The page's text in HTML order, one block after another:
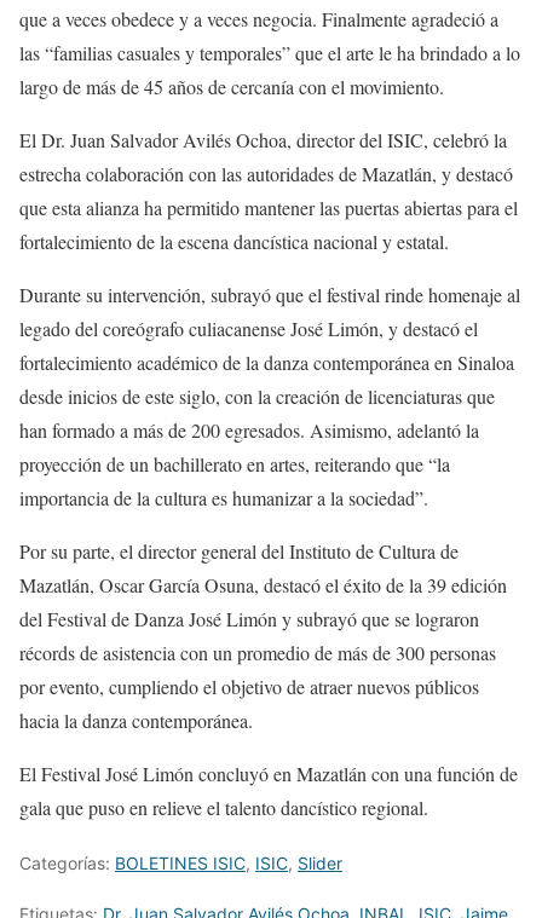
que a veces obedece y a veces negocia. Finalmente agradeció a
las “familias casuales y temporales” que el arte le ha brindado a lo
largo de más de 45 años de cercanía con el movimiento.
El Dr. Juan Salvador Avilés Ochoa, director del ISIC, celebró la
estrecha colaboración con las autoridades de Mazatlán, y destacó
que esta alianza ha permitido mantener las puertas abiertas para el
fortalecimiento de la escena dancística nacional y estatal.
Durante su intervención, subrayó que el festival rinde homenaje al
legado del coreógrafo culiacanense José Limón, y destacó el
fortalecimiento académico de la danza contemporánea en Sinaloa
desde inicios de este siglo, con la creación de licenciaturas que
han formado a más de 200 egresados. Asimismo, adelantó la
proyección de un bachillerato en artes, reiterando que “la
importancia de la cultura es humanizar a la sociedad”.
Por su parte, el director general del Instituto de Cultura de
Mazatlán, Oscar García Osuna, destacó el éxito de la 39 edición
del Festival de Danza José Limón y subrayó que se lograron
récords de asistencia con un promedio de más de 300 personas
por evento, cumpliendo el objetivo de atraer nuevos públicos
hacia la danza contemporánea.
El Festival José Limón concluyó en Mazatlán con una función de
gala que puso en relieve el talento dancístico regional.
Categorías: BOLETINES ISIC, ISIC, Slider